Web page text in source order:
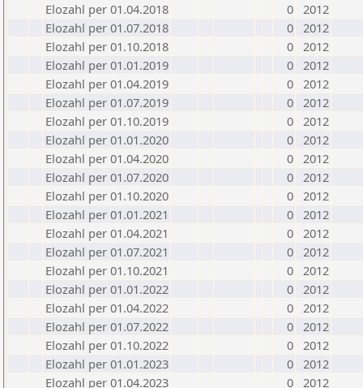
Elozahl per 01.04.2018
0 2012
Elozahl per 01.07.2018
0 2012
Elozahl per 01.10.2018
0 2012
Elozahl per 01.01.2019
0 2012
Elozahl per 01.04.2019
0 2012
Elozahl per 01.07.2019
0 2012
Elozahl per 01.10.2019
0 2012
Elozahl per 01.01.2020
0 2012
Elozahl per 01.04.2020
0 2012
Elozahl per 01.07.2020
0 2012
Elozahl per 01.10.2020
0 2012
Elozahl per 01.01.2021
0 2012
Elozahl per 01.04.2021
0 2012
Elozahl per 01.07.2021
0 2012
Elozahl per 01.10.2021
0 2012
Elozahl per 01.01.2022
0 2012
Elozahl per 01.04.2022
0 2012
Elozahl per 01.07.2022
0 2012
Elozahl per 01.10.2022
0 2012
Elozahl per 01.01.2023
0 2012
Elozahl per 01.04.2023
0 2012